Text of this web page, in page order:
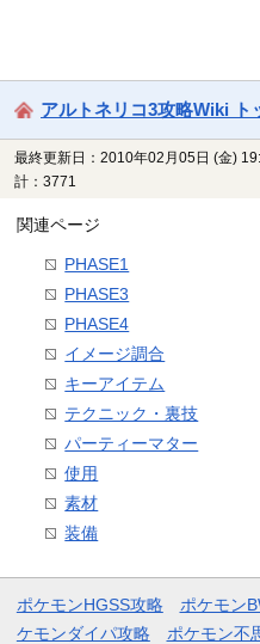
アルトネリコ3攻略Wiki ト
最終更新日：2010年02月05日 (金)
計：3771
関連ページ
PHASE1
PHASE3
PHASE4
イメージ調合
キーアイテム
テクニック・裏技
パーティーマター
使用
素材
装備
ポケモンHGSS攻略 ポケモン
ケモンダイパ攻略
ポケモン不